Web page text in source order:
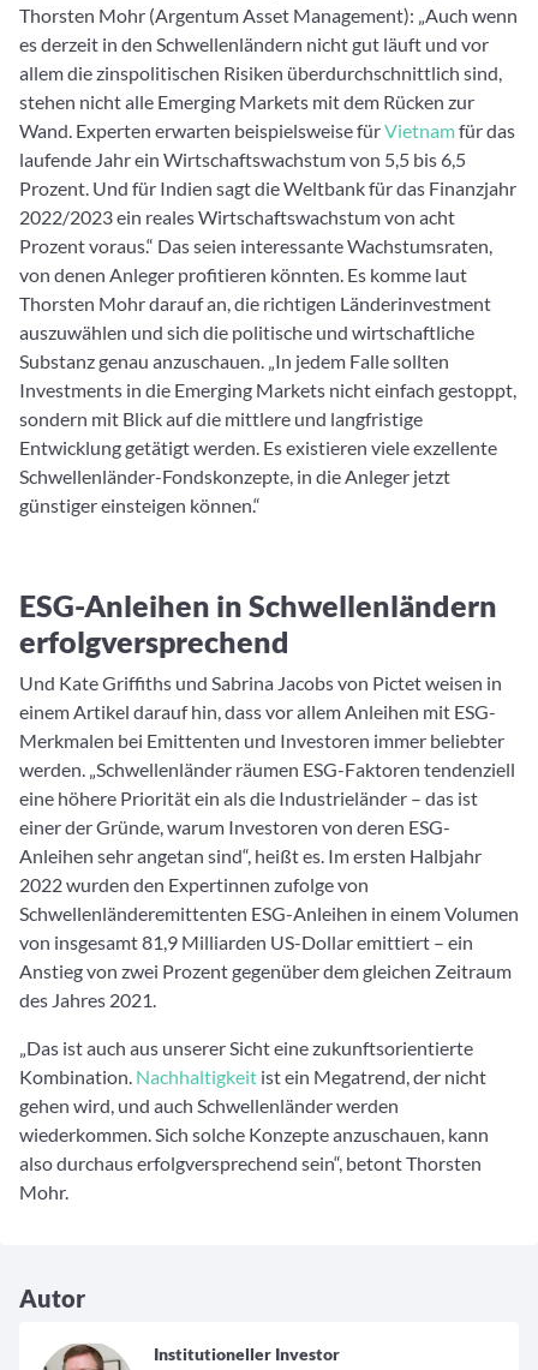
Thorsten Mohr (Argentum Asset Management): „Auch wenn
es derzeit in den Schwellenländern nicht gut läuft und vor
allem die zinspolitischen Risiken überdurchschnittlich sind,
stehen nicht alle Emerging Markets mit dem Rücken zur
Wand. Experten erwarten beispielsweise fürVietnamfür das
laufende Jahr ein Wirtschaftswachstum von 5,5 bis 6,5
Prozent. Und für Indien sagt die Weltbank für das Finanzjahr
2022/2023 ein reales Wirtschaftswachstum von acht
Prozent voraus.“ Das seien interessante Wachstumsraten,
von denen Anleger profitieren könnten. Es komme laut
Thorsten Mohr darauf an, die richtigen Länderinvestment
auszuwählen und sich die politische und wirtschaftliche
Substanz genau anzuschauen. „In jedem Falle sollten
Investments in die Emerging Markets nicht einfach gestoppt,
sondern mit Blick auf die mittlere und langfristige
Entwicklung getätigt werden. Es existieren viele exzellente
Schwellenländer-Fondskonzepte, in die Anleger jetzt
günstiger einsteigen können.“
ESG-Anleihen in Schwellenländern
erfolgversprechend
Und Kate Griffiths und Sabrina Jacobs von Pictet weisen in
einem Artikel darauf hin, dass vor allem Anleihen mit ESG-
Merkmalen bei Emittenten und Investoren immer beliebter
werden. „Schwellenländer räumen ESG-Faktoren tendenziell
eine höhere Priorität ein als die Industrieländer – das ist
einer der Gründe, warum Investoren von deren ESG-
Anleihen sehr angetan sind“, heißt es. Im ersten Halbjahr
2022 wurden den Expertinnen zufolge von
Schwellenländeremittenten ESG-Anleihen in einem Volumen
von insgesamt 81,9 Milliarden US-Dollar emittiert – ein
Anstieg von zwei Prozent gegenüber dem gleichen Zeitraum
des Jahres 2021.
„Das ist auch aus unserer Sicht eine zukunftsorientierte
Kombination. Nachhaltigkeit ist ein Megatrend, der nicht
gehen wird, und auch Schwellenländer werden
wiederkommen. Sich solche Konzepte anzuschauen, kann
also durchaus erfolgversprechend sein“, betont Thorsten
Mohr.
Autor
Institutioneller Investor